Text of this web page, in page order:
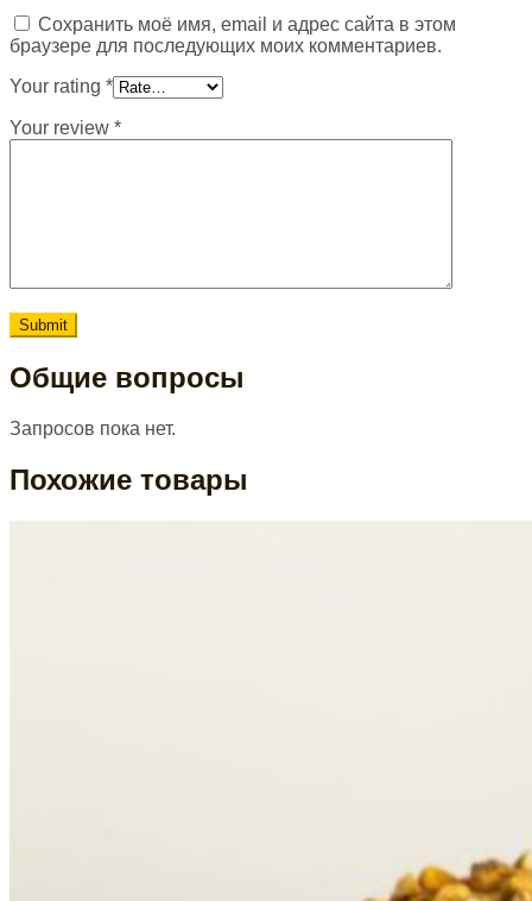
Сохранить моё имя, email и адрес сайта в этом
браузере для последующих моих комментариев.
Your rating *
Your review *
Общие вопросы
Запросов пока нет.
Похожие товары